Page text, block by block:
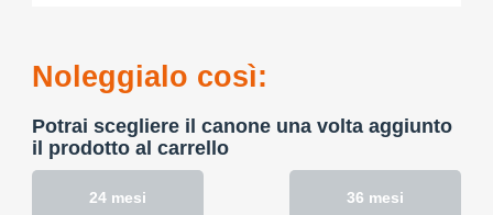
Noleggialo così:
Potrai scegliere il canone una volta aggiunto
il prodotto al carrello
24 mesi 36 mesi